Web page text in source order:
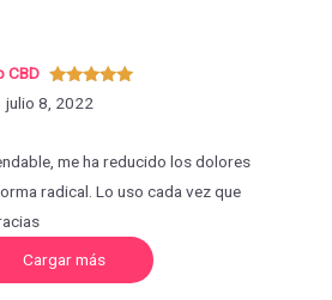
Valorado
con5de 5
CBD
julio 8, 2022
me ha reducido los dolores
radical. Lo uso cada vez que
Cargar másC
r